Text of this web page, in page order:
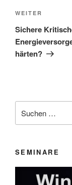
Nächster
Beitrag
WEITER
Sichere
härten?
nach:
SEMINARE